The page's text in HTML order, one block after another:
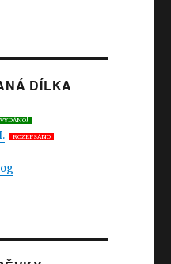
DÍLKA
VYDÁNO!
ROZEPSÁNO